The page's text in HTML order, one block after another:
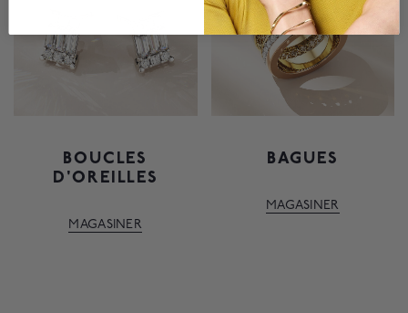
BOUCLES
D'OREILLES
MAGASINER
BAGUES
MAGASINER